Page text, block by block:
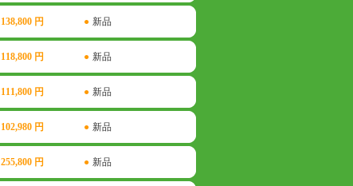
138,800 円 ● 新品
118,800 円 ● 新品
111,800 円 ● 新品
102,980 円 ● 新品
255,800 円 ● 新品